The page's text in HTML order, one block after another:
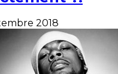
2018